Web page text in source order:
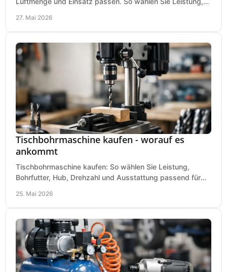
27. Mai 2026
Tischbohrmaschine kaufen - worauf es
ankommt
Tischbohrmaschine kaufen: So wählen Sie Leistung,
Bohrfutter, Hub, Drehzahl und Ausstattung passend für
25. Mai 2026